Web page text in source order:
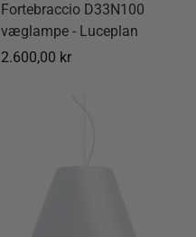
Fortebraccio D33N100
væglampe - Luceplan
Normal
2.600,00 kr